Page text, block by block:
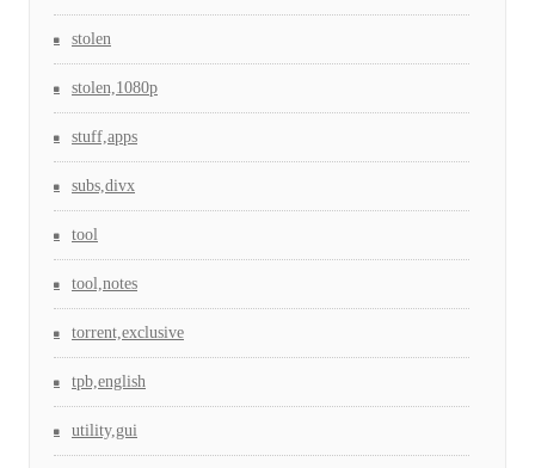
stolen
stolen,1080p
stuff,apps
subs,divx
tool
tool,notes
torrent,exclusive
tpb,english
utility,gui